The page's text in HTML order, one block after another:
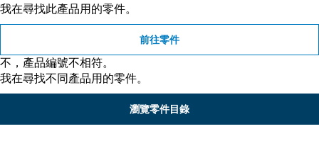
我在尋找此產品用的零件。
前往零件
不，產品編號不相符。
我在尋找不同產品用的零件。
瀏覽零件目錄